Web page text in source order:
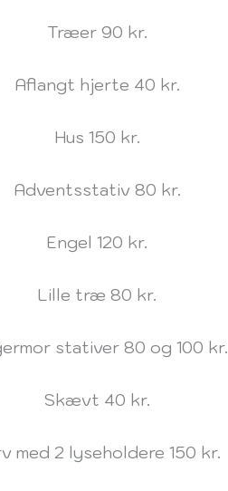
Træer 90 kr.
Aflangt hjerte 40 kr.
Hus 150 kr.
Adventsstativ 80 kr.
Engel 120 kr.
Lille træ 80 kr.
stativer 80 og 100 kr.
Skævt 40 kr.
med 2 lyseholdere 150 kr.